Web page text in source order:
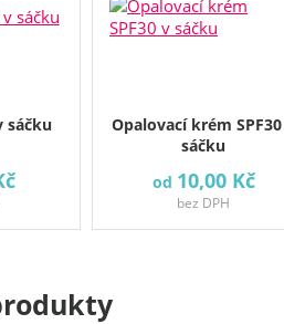
sáčku
Opalovací krém
sáčku
od 10,00 Kč
bez DPH